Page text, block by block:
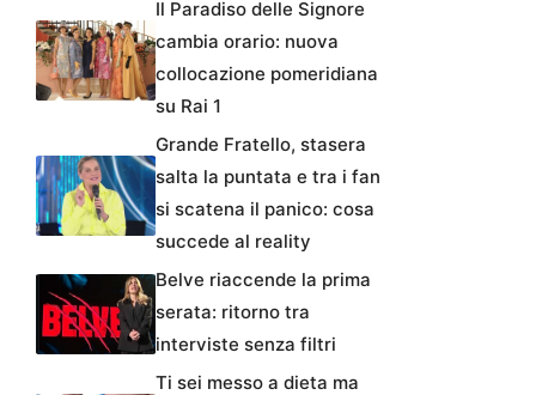
Il Paradiso delle Signore
cambia orario: nuova
collocazione pomeridiana
su Rai 1
Grande Fratello, stasera
salta la puntata e tra i fan
si scatena il panico: cosa
succede al reality
Belve riaccende la prima
serata: ritorno tra
interviste senza filtri
Ti sei messo a dieta ma